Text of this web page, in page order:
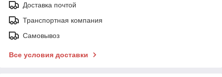
Доставка почтой
Транспортная компания
Самовывоз
Все условия доставки